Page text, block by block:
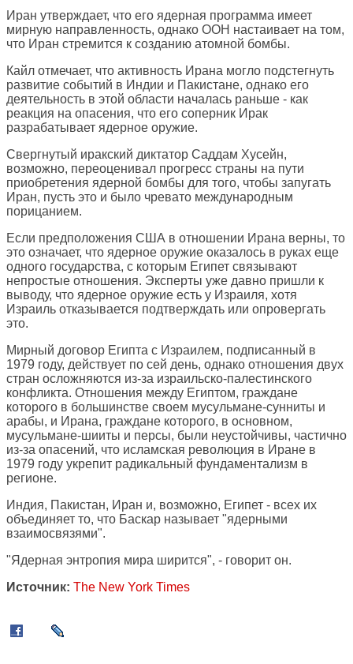
Иран утверждает, что его ядерная программа имеет
мирную направленность, однако ООН настаивает на том,
что Иран стремится к созданию атомной бомбы.
Кайл отмечает, что активность Ирана могло подстегнуть
развитие событий в Индии и Пакистане, однако его
деятельность в этой области началась раньше - как
реакция на опасения, что его соперник Ирак
разрабатывает ядерное оружие.
Свергнутый иракский диктатор Саддам Хусейн,
возможно, переоценивал прогресс страны на пути
приобретения ядерной бомбы для того, чтобы запугать
Иран, пусть это и было чревато международным
порицанием.
Если предположения США в отношении Ирана верны, то
это означает, что ядерное оружие оказалось в руках еще
одного государства, с которым Египет связывают
непростые отношения. Эксперты уже давно пришли к
выводу, что ядерное оружие есть у Израиля, хотя
Израиль отказывается подтверждать или опровергать
это.
Мирный договор Египта с Израилем, подписанный в
1979 году, действует по сей день, однако отношения двух
стран осложняются из-за израильско-палестинского
конфликта. Отношения между Египтом, граждане
которого в большинстве своем мусульмане-сунниты и
арабы, и Ирана, граждане которого, в основном,
мусульмане-шииты и персы, были неустойчивы, частично
из-за опасений, что исламская революция в Иране в
1979 году укрепит радикальный фундаментализм в
регионе.
Индия, Пакистан, Иран и, возможно, Египет - всех их
объединяет то, что Баскар называет "ядерными
взаимосвязями".
"Ядерная энтропия мира ширится", - говорит он.
Источник: The New York Times